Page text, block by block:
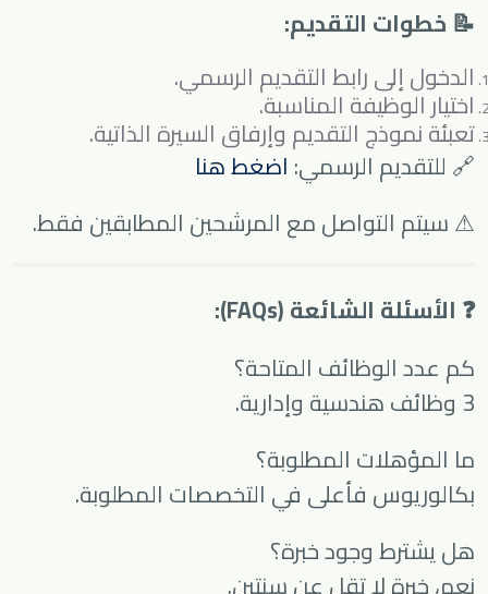
📝 خطوات التقديم:
الدخول إلى رابط التقديم الرسمي.
اختيار الوظيفة المناسبة.
تعبئة نموذج التقديم وإرفاق السيرة الذاتية.
🔗 للتقديم الرسمي: اضغط هنا
⚠ سيتم التواصل مع المرشحين المطابقين فقط.
❓ الأسئلة الشائعة (FAQs):
كم عدد الوظائف المتاحة؟
3 وظائف هندسية وإدارية.
ما المؤهلات المطلوبة؟
بكالوريوس فأعلى في التخصصات المطلوبة.
هل يشترط وجود خبرة؟
نعم، خبرة لا تقل عن سنتين.